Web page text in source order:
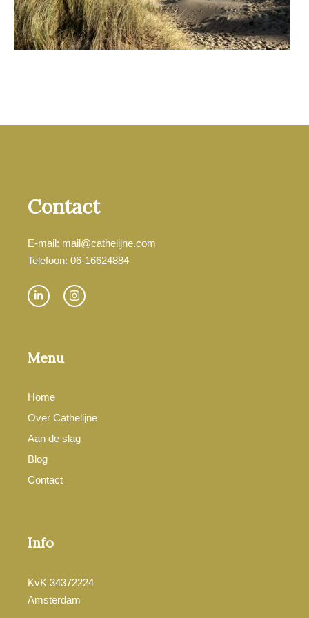
Contact
E-mail: mail@cathelijne.com
Telefoon: 06-16624884
Menu
Home
Over Cathelijne
Aan de slag
Blog
Contact
Info
KvK 34372224
Amsterdam